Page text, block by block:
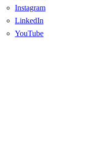
Instagram
LinkedIn
YouTube